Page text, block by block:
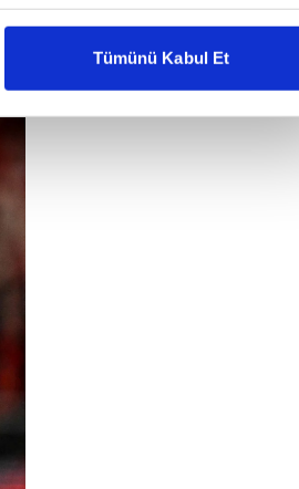
maliyetlerimizi karşılamak
reklamlar gösterilmeyecektir."
ait çerezler kullanılmaktadır. Bu
toplumu hizmetlerinin sunulması
ve sizlere yönelik
kullanılacaktır.
ilişkin detaylı bilgi için Ayarlar
okumak ve sitemizde ilgili
Tümünü Kabul Et